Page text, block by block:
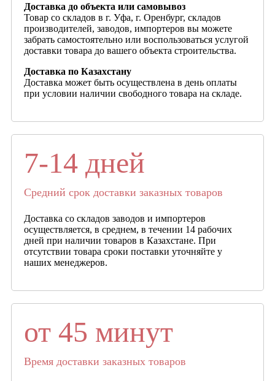
Доставка до объекта или самовывоз
Товар со складов в г. Уфа, г. Оренбург, складов
производителей, заводов, импортеров вы можете
забрать самостоятельно или воспользоваться услугой
доставки товара до вашего объекта строительства.
Доставка по Казахстану
Доставка может быть осуществлена в день оплаты
при условии наличии свободного товара на складе.
7-14 дней
Средний срок доставки заказных товаров
Доставка со складов заводов и импортеров
осуществляется, в среднем, в течении 14 рабочих
дней при наличии товаров в Казахстане. При
отсутствии товара сроки поставки уточняйте у
наших менеджеров.
от 45 минут
Время доставки заказных товаров